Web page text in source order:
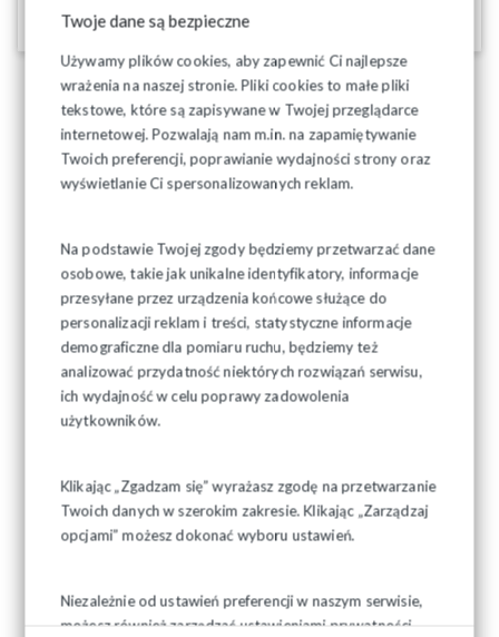
Twoje dane są bezpieczne
Używamy plików cookies, aby zapewnić Ci najlepsze
wrażenia na naszej stronie. Pliki cookies to małe pliki
tekstowe, które są zapisywane w Twojej przeglądarce
internetowej. Pozwalają nam m.in. na zapamiętywanie
Twoich preferencji, poprawianie wydajności strony oraz
wyświetlanie Ci spersonalizowanych reklam.
Na podstawie Twojej zgody będziemy przetwarzać dane
osobowe, takie jak unikalne identyfikatory, informacje
przesyłane przez urządzenia końcowe służące do
personalizacji reklam i treści, statystyczne informacje
demograficzne dla pomiaru ruchu, będziemy też
analizować przydatność niektórych rozwiązań serwisu,
ich wydajność w celu poprawy zadowolenia
użytkowników.
Klikając „Zgadzam się” wyrażasz zgodę na przetwarzanie
Twoich danych w szerokim zakresie. Klikając „Zarządzaj
opcjami” możesz dokonać wyboru ustawień.
Niezależnie od ustawień preferencji w naszym serwisie,
możesz również zarządzać ustawieniami prywatności
25-02-2026